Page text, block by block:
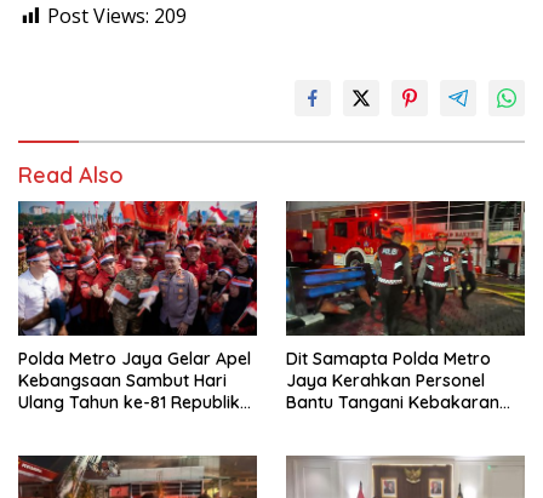
Post Views: 209
Read Also
Polda Metro Jaya Gelar Apel
Kebangsaan Sambut Hari
Ulang Tahun ke-81 Republik
Dit Samapta Polda Metro
Jaya Kerahkan Personel
Bantu Tangani Kebakaran